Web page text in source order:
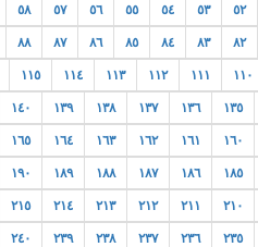
٥٢ ٥٣ ٥٤ ٥٥ ٥٦ ٥٧ ٥٨
٨٢ ٨٣ ٨٤ ٨٥ ٨٦ ٨٧ ٨٨
١١٠ ١١١ ١١٢ ١١٣ ١١٤ ١١٥
١٣٥ ١٣٦ ١٣٧ ١٣٨ ١٣٩ ١٤٠
١٦٠ ١٦١ ١٦٢ ١٦٣ ١٦٤ ١٦٥
١٨٥ ١٨٦ ١٨٧ ١٨٨ ١٨٩ ١٩٠
٢١٠ ٢١١ ٢١٢ ٢١٣ ٢١٤ ٢١٥
٢٣٥ ٢٣٦ ٢٣٧ ٢٣٨ ٢٣٩ ٢٤٠